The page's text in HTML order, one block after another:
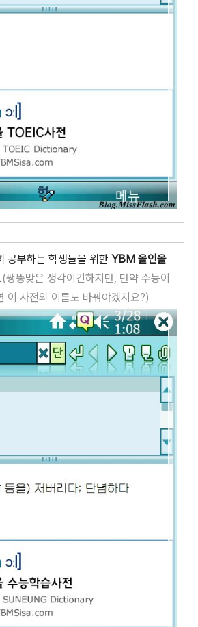
공부하는 학생들을 위한 YBM 올인올
(쌩뚱맞은 생각이긴하지만, 만약 수능이
이 사전의 이름도 바꿔야겠지요?)